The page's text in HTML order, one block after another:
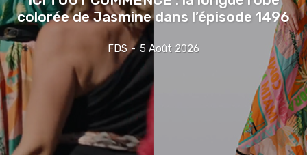
colorée de Jasmine dans l’épisode 1496
FDS - 5 Août 2026